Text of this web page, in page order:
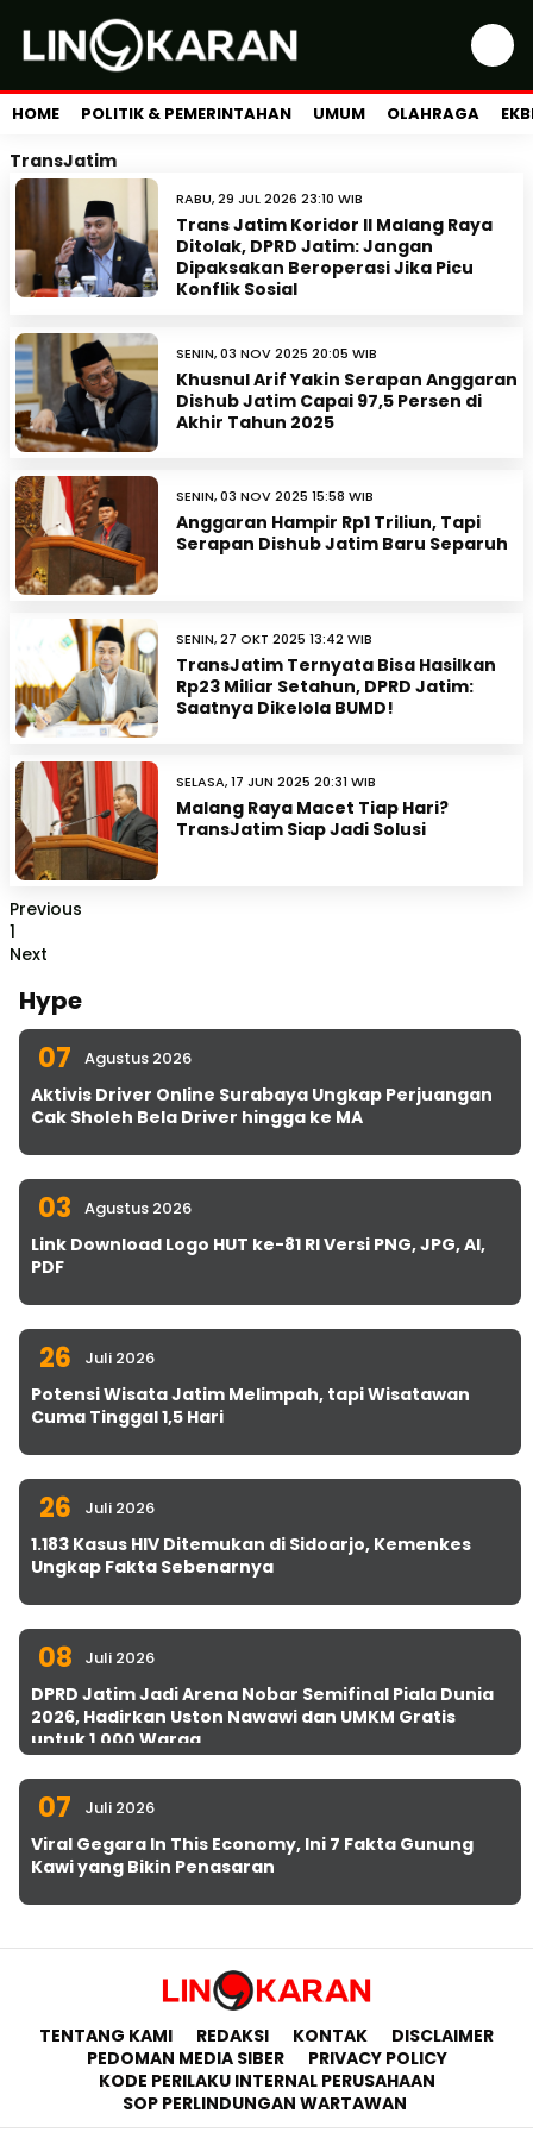
HOME POLITIK & PEMERINTAHAN UMUM OLAHRAGA
TransJatim
RABU, 29 JUL 2026 23:10 WIB
Trans Jatim Koridor II Malang Raya
Ditolak, DPRD Jatim: Jangan
Dipaksakan Beroperasi Jika Picu
Konflik Sosial
SENIN, 03 NOV 2025 20:05 WIB
Khusnul Arif Yakin Serapan Anggaran
Dishub Jatim Capai 97,5 Persen di
Akhir Tahun 2025
SENIN, 03 NOV 2025 15:58 WIB
Anggaran Hampir Rp1 Triliun, Tapi
Serapan Dishub Jatim Baru Separuh
SENIN, 27 OKT 2025 13:42 WIB
TransJatim Ternyata Bisa Hasilkan
Rp23 Miliar Setahun, DPRD Jatim:
Saatnya Dikelola BUMD!
SELASA, 17 JUN 2025 20:31 WIB
Malang Raya Macet Tiap Hari?
TransJatim Siap Jadi Solusi
Previous
1
Next
Hype
07 Agustus 2026
Aktivis Driver Online Surabaya Ungkap Perjuangan
Cak Sholeh Bela Driver hingga ke MA
03 Agustus 2026
Link Download Logo HUT ke-81 RI Versi PNG, JPG, AI,
PDF
26 Juli 2026
Potensi Wisata Jatim Melimpah, tapi Wisatawan
Cuma Tinggal 1,5 Hari
26 Juli 2026
1.183 Kasus HIV Ditemukan di Sidoarjo, Kemenkes
Ungkap Fakta Sebenarnya
08 Juli 2026
DPRD Jatim Jadi Arena Nobar Semifinal Piala Dunia
2026, Hadirkan Uston Nawawi dan UMKM Gratis
untuk 1.000 Warga
07 Juli 2026
Viral Gegara In This Economy, Ini 7 Fakta Gunung
Kawi yang Bikin Penasaran
TENTANG KAMI REDAKSI KONTAK
DISCLAIMER
PEDOMAN MEDIA SIBER
PRIVACY POLICY
KODE PERILAKU INTERNAL PERUSAHAAN
SOP PERLINDUNGAN WARTAWAN